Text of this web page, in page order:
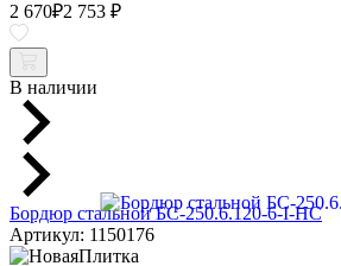
2 670₽2 753 ₽
В наличии
Бордюр стальной БС-250.6.120-6-I-НС
Артикул: 1150176